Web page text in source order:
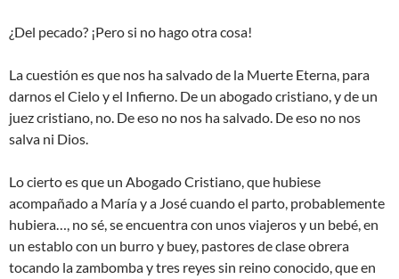
¿Del pecado? ¡Pero si no hago otra cosa!
La cuestión es que nos ha salvado de la Muerte Eterna, para
darnos el Cielo y el Infierno. De un abogado cristiano, y de un
juez cristiano, no. De eso no nos ha salvado. De eso no nos
salva ni Dios.
Lo cierto es que un Abogado Cristiano, que hubiese
acompañado a María y a José cuando el parto, probablemente
hubiera…, no sé, se encuentra con unos viajeros y un bebé, en
un establo con un burro y buey, pastores de clase obrera
tocando la zambomba y tres reyes sin reino conocido, que en